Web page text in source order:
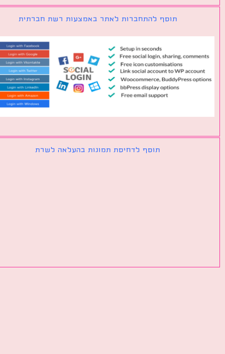
תוסף להתחברות לאתר באמצעות רשת חברתית
תוסף לדחיסת תמונות בהעלאה לשרת